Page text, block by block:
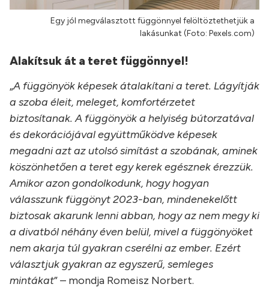
Egy jól megválasztott függönnyel felöltöztethetjük a
lakásunkat (Foto: Pexels.com)
Alakítsuk át a teret függönnyel!
„A függönyök képesek átalakítani a teret. Lágyítják
a szoba éleit, meleget, komfortérzetet
biztosítanak. A függönyök a helyiség bútorzatával
és dekorációjával együttműködve képesek
megadni azt az utolsó simítást a szobának, aminek
köszönhetően a teret egy kerek egésznek érezzük.
Amikor azon gondolkodunk, hogy hogyan
válasszunk függönyt 2023-ban, mindenekelőtt
biztosak akarunk lenni abban, hogy az nem megy ki
a divatból néhány éven belül, mivel a függönyöket
nem akarja túl gyakran cserélni az ember. Ezért
választjuk gyakran az egyszerű, semleges
mintákat” – mondja Romeisz Norbert.